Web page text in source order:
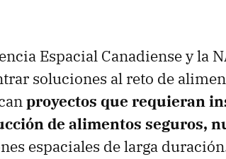
Espacial Canadiense y la
soluciones al reto de
proyectos que requieran
de alimentos seguros,
espaciales de larga